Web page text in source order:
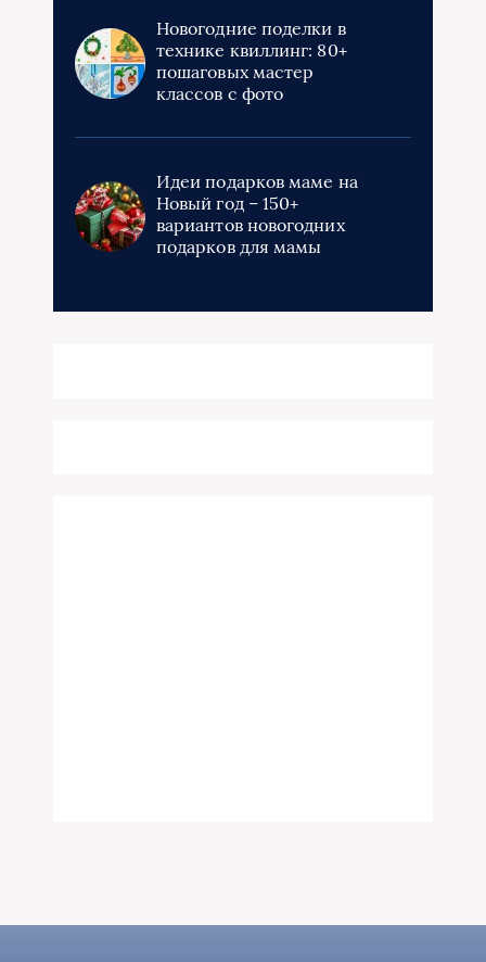
Новогодние поделки в
технике квиллинг: 80+
пошаговых мастер
классов с фото
Идеи подарков маме на
Новый год – 150+
вариантов новогодних
подарков для мамы